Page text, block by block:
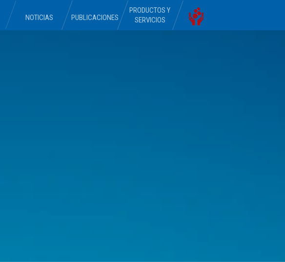
NOTICIAS PUBLICACIONES
PRODUCTOS Y
SERVICIOS